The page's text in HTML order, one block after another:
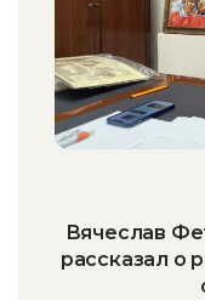
Вячеслав
рассказал о